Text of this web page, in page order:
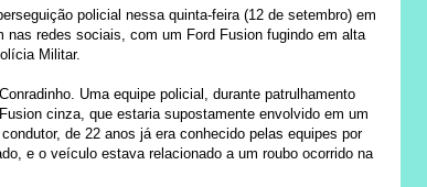
policial nessa quinta-feira (12 de setembro) em
redes sociais, com um Ford Fusion fugindo em alta
Militar.
Uma equipe policial, durante patrulhamento
cinza, que estaria supostamente envolvido em um
de 22 anos já era conhecido pelas equipes por
e o veículo estava relacionado a um roubo ocorrido na